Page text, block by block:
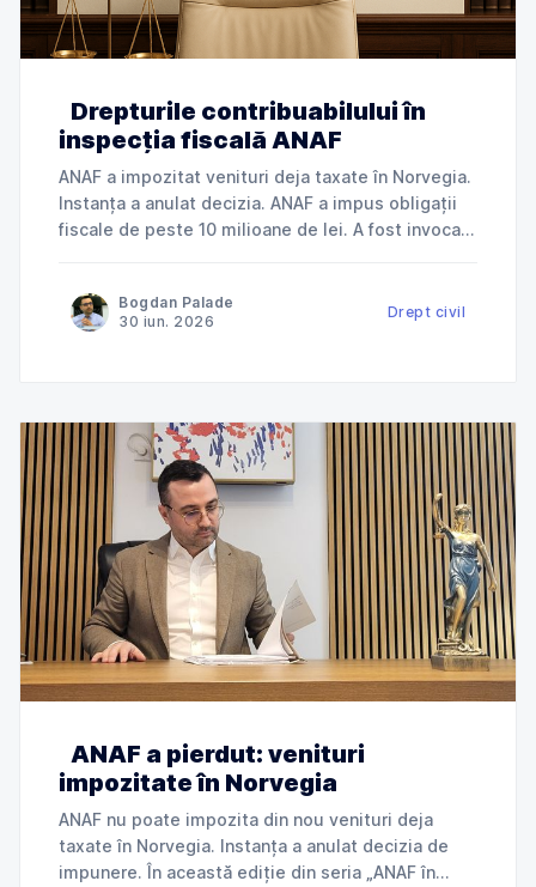
Drepturile contribuabilului în
inspecția fiscală ANAF
ANAF a impozitat venituri deja taxate în Norvegia.
Instanța a anulat decizia. ANAF a impus obligații
fiscale de peste 10 milioane de lei. A fost invocată
dreptate contribuabilului. Jurisprudență explicată
de Cabinet Avocat Bogdan Palade DIN SERIA
Bogdan Palade
30 iun. 2026
Drept civil
ANAF a pierdut: venituri
impozitate în Norvegia
ANAF nu poate impozita din nou venituri deja
taxate în Norvegia. Instanța a anulat decizia de
impunere. În această ediție din seria „ANAF în